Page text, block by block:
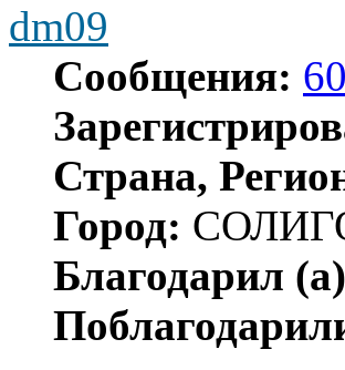
dm09
Сообщения: 60
Страна,
Город:
Благодарил